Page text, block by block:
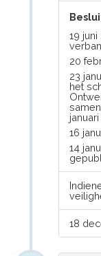
19
20
23
het
januari
16
14
18